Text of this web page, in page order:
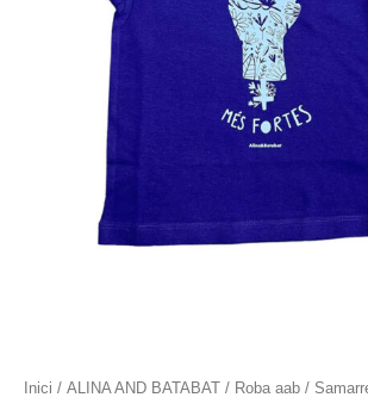
Inici / ALINA AND BATABAT / Roba aab /